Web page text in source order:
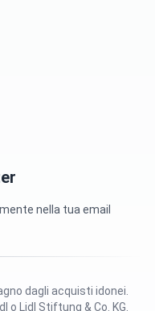
nella tua email
o Lidl Stiftung & Co. KG.
dagli acquisti idonei.